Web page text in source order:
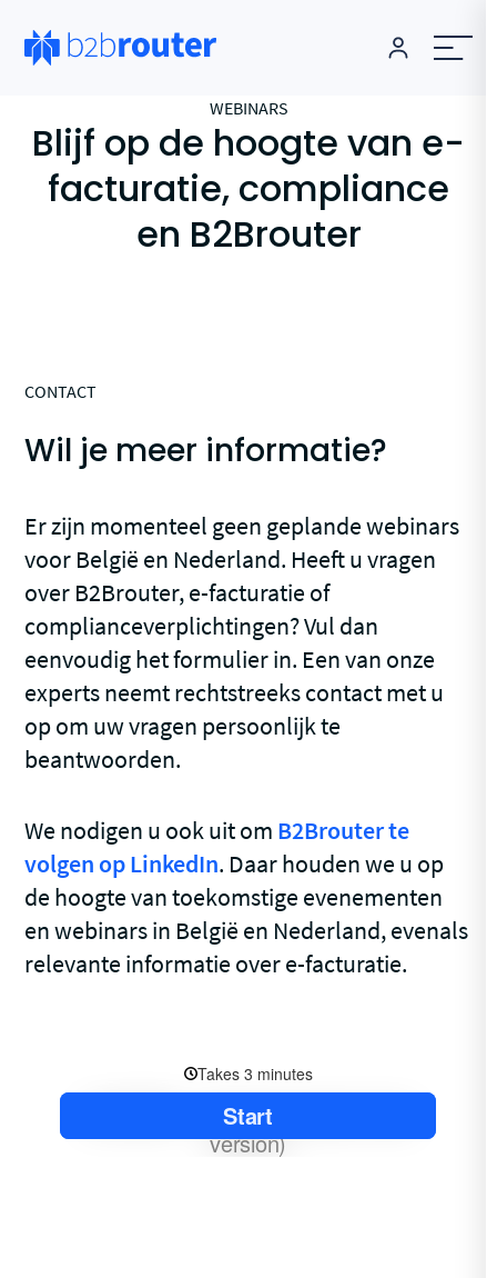
WEBINARS
Blijf op de hoogte van e-
facturatie, compliance
en B2Brouter
CONTACT
Wil je meer informatie?
Er zijn momenteel geen geplande webinars
voor België en Nederland. Heeft u vragen
over B2Brouter, e-facturatie of
complianceverplichtingen? Vul dan
eenvoudig het formulier in. Een van onze
experts neemt rechtstreeks contact met u
op om uw vragen persoonlijk te
beantwoorden.
We nodigen u ook uit om B2Brouter te
volgen op LinkedIn. Daar houden we u op
de hoogte van toekomstige evenementen
en webinars in België en Nederland, evenals
relevante informatie over e-facturatie.